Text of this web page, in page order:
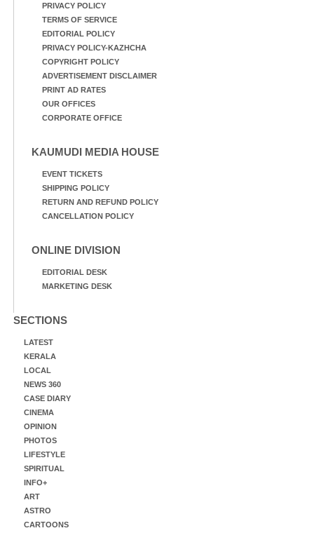
PRIVACY POLICY
TERMS OF SERVICE
EDITORIAL POLICY
PRIVACY POLICY-KAZHCHA
COPYRIGHT POLICY
ADVERTISEMENT DISCLAIMER
PRINT AD RATES
OUR OFFICES
CORPORATE OFFICE
KAUMUDI MEDIA HOUSE
EVENT TICKETS
SHIPPING POLICY
RETURN AND REFUND POLICY
CANCELLATION POLICY
ONLINE DIVISION
EDITORIAL DESK
MARKETING DESK
SECTIONS
LATEST
KERALA
LOCAL
NEWS 360
CASE DIARY
CINEMA
OPINION
PHOTOS
LIFESTYLE
SPIRITUAL
INFO+
ART
ASTRO
CARTOONS